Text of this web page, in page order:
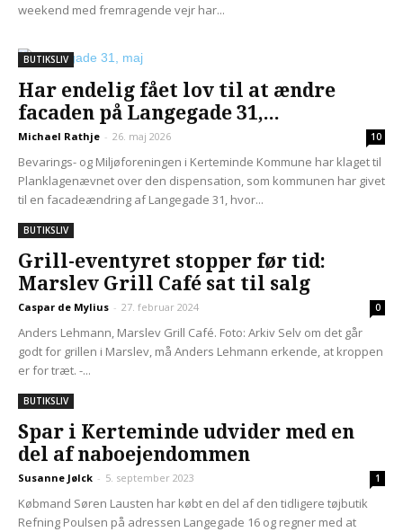
weekend med fremragende vejr har...
BUTIKSLIV
Har endelig fået lov til at ændre
facaden på Langegade 31,...
Michael Rathje - 26. maj 2026 10
Bevarings- og Miljøforeningen i Kerteminde Kommune har klaget til
Planklagenævnet over den dispensation, som kommunen har givet
til en facadeændring af Langegade 31, hvor...
BUTIKSLIV
Grill-eventyret stopper før tid:
Marslev Grill Café sat til salg
Caspar de Mylius - 27. februar 2024 0
Anders Lehmann, Marslev Grill Café. Foto: Arkiv Selv om det går
godt for grillen i Marslev, må Anders Lehmann erkende, at kroppen
er for træt. -...
BUTIKSLIV
Spar i Kerteminde udvider med en
del af naboejendommen
Susanne Jølck - 5. september 2023 1
Købmand Søren Lausten har købt en del af den tidligere tøjbutik
Refning Poulsen på adressen Langegade 16 og regner med at